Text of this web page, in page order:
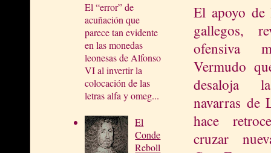
El “error” de
acuñación que
parece tan evidente
en las monedas
leonesas de Alfonso
VI al invertir la
colocación de las
letras alfa y omeg...
El
Conde
Reboll
El apoyo de
gallegos,
ofensiva
Vermudo
desaloja
navarras de
hace
cruzar